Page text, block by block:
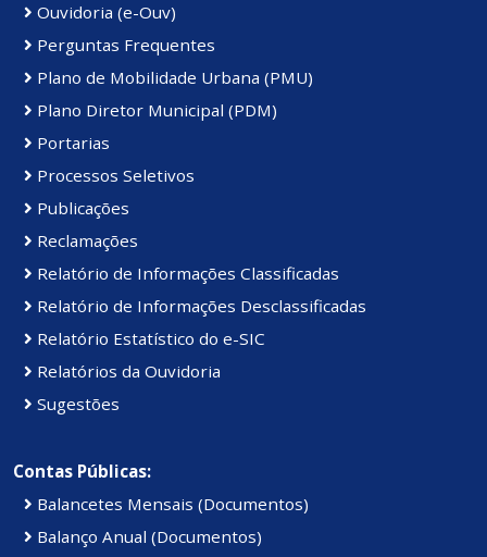
Ouvidoria (e-Ouv)
Perguntas Frequentes
Plano de Mobilidade Urbana (PMU)
Plano Diretor Municipal (PDM)
Portarias
Processos Seletivos
Publicações
Reclamações
Relatório de Informações Classificadas
Relatório de Informações Desclassificadas
Relatório Estatístico do e-SIC
Relatórios da Ouvidoria
Sugestões
Contas Públicas:
Balancetes Mensais (Documentos)
Balanço Anual (Documentos)